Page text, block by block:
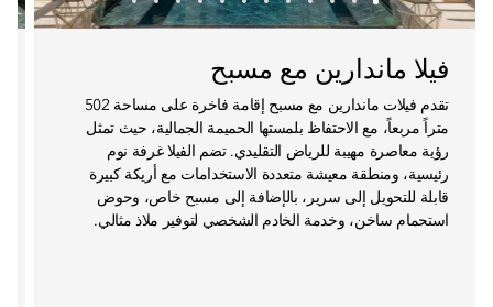
فيلا ماندارين مع مسبح
تقدم فيلات ماندارين مع مسبح إقامة فاخرة على مساحة 502
متراً مربعاً، مع الاحتفاظ بلمستها الحميمة الجمالية، حيث تمثل
رؤية معاصرة مهيبة للرياض التقليدي. تضم الفيلا غرفة نوم
رئيسية، ومنطقة معيشة متعددة الاستخدامات مع أريكة كبيرة
قابلة للتحويل إلى سرير، بالإضافة إلى مسبح خاص، وحوض
استحمام ساخن، وخدمة الخادم الشخصي لتوفير ملاذ مثالي.